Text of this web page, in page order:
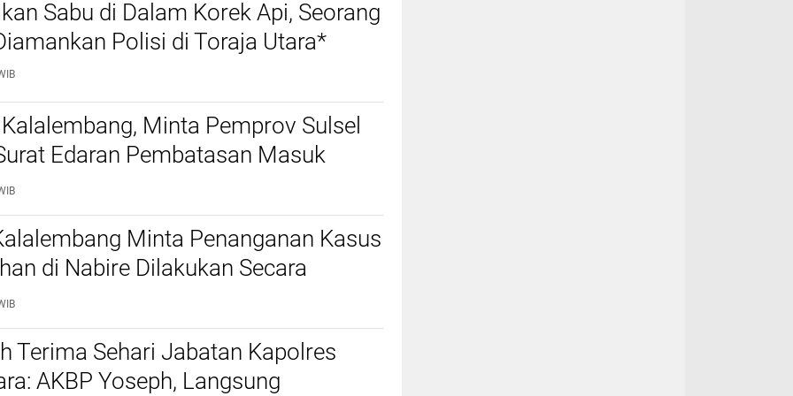
Sabu di Dalam Korek Api, Seorang
Polisi di Toraja Utara*
Minta Pemprov Sulsel
Edaran Pembatasan Masuk
Tana Toraja dan Toraja
Minta Penanganan Kasus
di Nabire Dilakukan Secara
dan Sesuai Prosedur Hukum
Terima Sehari Jabatan Kapolres
AKBP Yoseph, Langsung